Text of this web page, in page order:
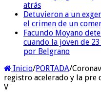
atrás
Detuvieron a un
el crimen de un
Facundo Moyano
cuando la joven de
por Belgrano
Inicio/PORTADA/
registro acelerado y la pre
V